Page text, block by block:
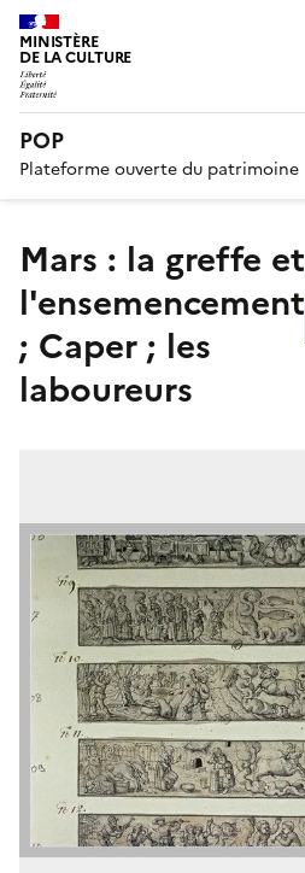
MINISTÈRE
DE LA CULTURE
POP
Plateforme ouverte du patrimoine
Mars : la greffe et
l'ensemencement
; Caper ; les
laboureurs